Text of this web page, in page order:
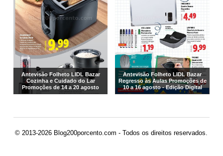
Antevisão Folheto LIDL Bazar
Cozinha e Cuidado do Lar
Promoções de 14 a 20 agosto
Antevisão Folheto LIDL Bazar
Regresso às Aulas Promoções de
10 a 16 agosto - Edição Digital
© 2013-2026 Blog200porcento.com - Todos os direitos reservados.